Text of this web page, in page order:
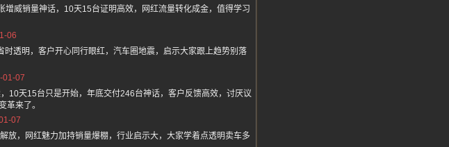
威销量神话，10天15台证明高效，网红流量转化成金，值得学习
06
透明，客户开心同行眼红，汽车圈地震，启示大家跟上趋势别落
01-07
10天15台只是开始，年底交付246台神话，客户反馈高效，讨厌议
革来了。
07
放，网红魅力加持销量爆棚，行业启示大，大家学着点透明卖车多